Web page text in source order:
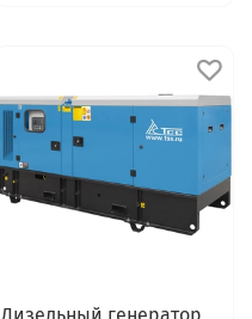
Дизельный генератор